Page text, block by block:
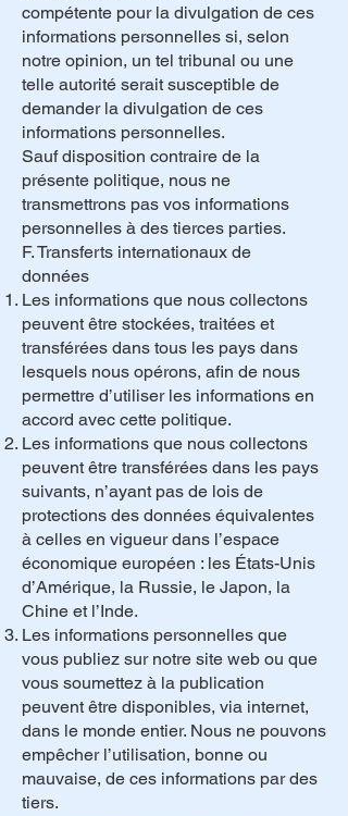
compétente pour la divulgation de ces
informations personnelles si, selon
notre opinion, un tel tribunal ou une
telle autorité serait susceptible de
demander la divulgation de ces
informations personnelles.
Sauf disposition contraire de la
présente politique, nous ne
transmettrons pas vos informations
personnelles à des tierces parties.
F. Transferts internationaux de
données
Les informations que nous collectons
peuvent être stockées, traitées et
transférées dans tous les pays dans
lesquels nous opérons, afin de nous
permettre d’utiliser les informations en
accord avec cette politique.
Les informations que nous collectons
peuvent être transférées dans les pays
suivants, n’ayant pas de lois de
protections des données équivalentes
à celles en vigueur dans l’espace
économique européen : les États-Unis
d’Amérique, la Russie, le Japon, la
Chine et l’Inde.
Les informations personnelles que
vous publiez sur notre site web ou que
vous soumettez à la publication
peuvent être disponibles, via internet,
dans le monde entier. Nous ne pouvons
empêcher l’utilisation, bonne ou
mauvaise, de ces informations par des
tiers.